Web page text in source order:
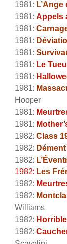
1981:
1981: Appels
1981:
1981:
1981:
1981: Le
1981:
1981:
Hooper
1981:
1981:
1982: Class
1982: Dément
1982:
1982: Les
1982:
1982:
Williams
1982: Horrible
1982: